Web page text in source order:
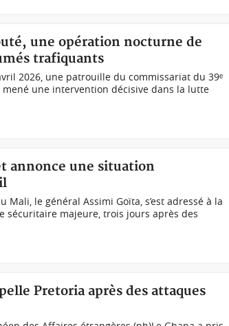
une opération nocturne de
trafiquants
2026, une patrouille du commissariat du 39ᵉ
mené une intervention décisive dans la lutte
annonce une situation
le général Assimi Goïta, s’est adressé à la
sécuritaire majeure, trois jours après des
Pretoria après des attaques